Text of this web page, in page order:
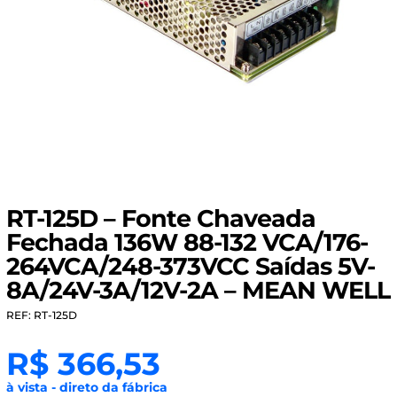
RT-125D – Fonte Chaveada
Fechada 136W 88-132 VCA/176-
264VCA/248-373VCC Saídas 5V-
8A/24V-3A/12V-2A – MEAN WELL
REF: RT-125D
R$366,53
à vista - direto da fábrica